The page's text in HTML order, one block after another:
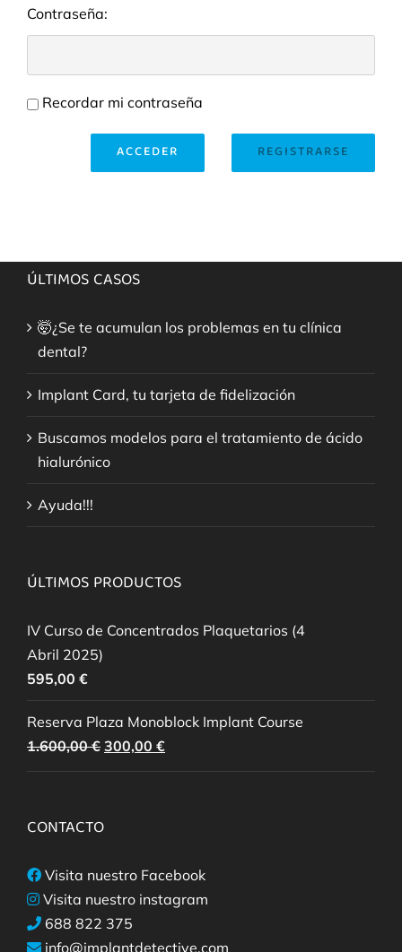
Contraseña:
Recordar mi contraseña
REGISTRARSE
ACCEDER
ÚLTIMOS CASOS
🤯¿Se te acumulan los problemas en tu clínica
dental?
Implant Card, tu tarjeta de fidelización
Buscamos modelos para el tratamiento de ácido
hialurónico
Ayuda!!!
ÚLTIMOS PRODUCTOS
IV Curso de Concentrados Plaquetarios (4
Abril 2025)
595,00 €
Reserva Plaza Monoblock Implant Course
1.600,00€ El
precio
300,00 €El
precio
CONTACTO
Visita nuestro Facebook
Visita nuestro instagram
688 822 375
info@implantdetective.com